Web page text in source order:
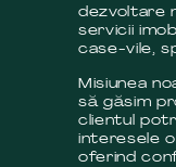
dezvoltare
servicii
case-vile,
Misiunea
să găsim
clientul
interesele
oferind